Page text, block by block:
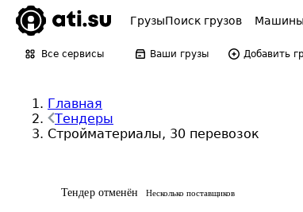
ГрузыПоиск грузов Машины
Все сервисы Ваши грузы Добавить
Главная
Тендеры
Стройматериалы, 30 перевозок
Тендер отменён Несколько поставщиков